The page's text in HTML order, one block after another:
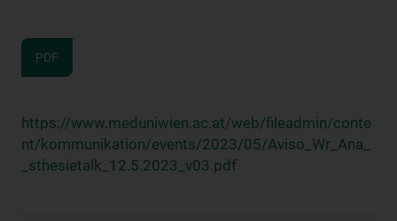
PDF
https://www.meduniwien.ac.at/web/fileadmin/conte
nt/kommunikation/events/2023/05/Aviso_Wr_Ana_
_sthesietalk_12.5.2023_v03.pdf